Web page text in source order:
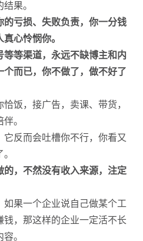
果。
亏损、失败负责，你一分钱
心怜悯你。
等等渠道，永远不缺博主和内
而已，你不做了，做不好了
饭，接广告，卖课、带货，
。
反而会吐槽你不行，你看又
，不然没有收入来源，注定
果一个企业说自己做某个工
，那这样的企业一定活不长
。